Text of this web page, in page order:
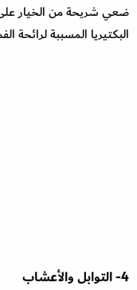
البكتيريا المسببة لرائحة
4- التوابل والأعشاب